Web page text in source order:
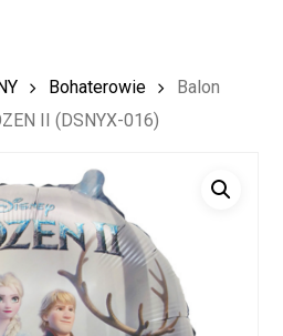
Bohaterowie
Balon
II (DSNYX-016)